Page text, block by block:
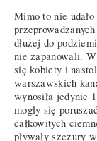
Mimo to nie
dłużej do
nie zapanowali.
się kobiety i
warszawskich
wynosiła jedynie
mogły się
całkowitych
pływały szczury